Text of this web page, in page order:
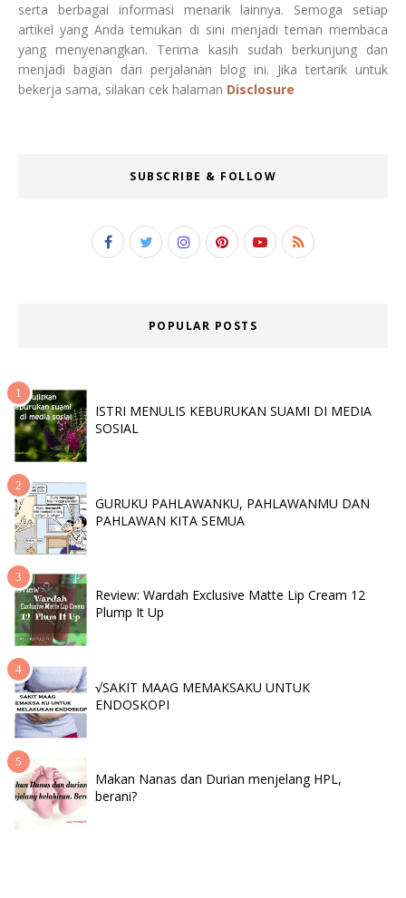
serta berbagai informasi menarik lainnya. Semoga setiap
artikel yang Anda temukan di sini menjadi teman membaca
yang menyenangkan. Terima kasih sudah berkunjung dan
menjadi bagian dari perjalanan blog ini. Jika tertarik untuk
bekerja sama, silakan cek halaman Disclosure
SUBSCRIBE & FOLLOW
POPULAR POSTS
ISTRI MENULIS KEBURUKAN SUAMI DI MEDIA
SOSIAL
GURUKU PAHLAWANKU, PAHLAWANMU DAN
PAHLAWAN KITA SEMUA
Review: Wardah Exclusive Matte Lip Cream 12
Plump It Up
√SAKIT MAAG MEMAKSAKU UNTUK
ENDOSKOPI
Makan Nanas dan Durian menjelang HPL,
berani?